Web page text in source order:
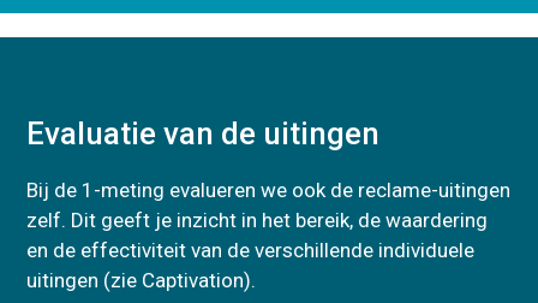
Evaluatie van de uitingen
Bij de 1-meting evalueren we ook de reclame-uitingen
zelf. Dit geeft je inzicht in het bereik, de waardering
en de effectiviteit van de verschillende individuele
uitingen (zie Captivation).